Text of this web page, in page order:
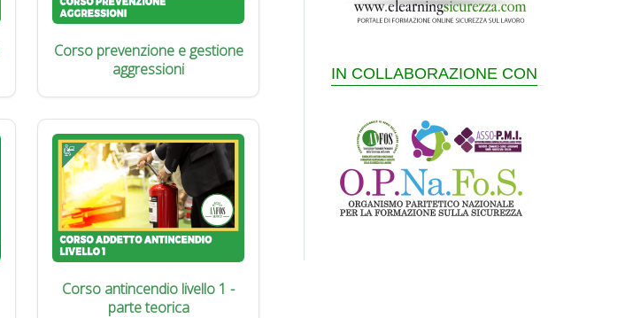
Corso prevenzione e gestione
aggressioni
Corso antincendio livello 1 -
parte teorica
IN COLLABORAZIONE CON